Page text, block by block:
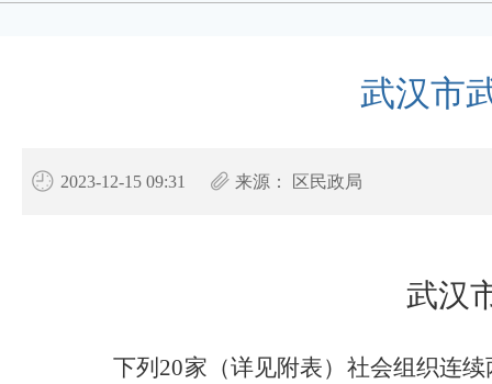
武汉市
2023-12-15 09:31 来源： 区民政局
武汉
下列20家（详见附表）社会组织连